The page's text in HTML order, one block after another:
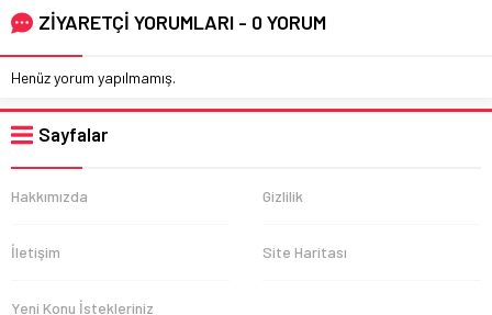
ZİYARETÇİ YORUMLARI - 0 YORUM
Henüz yorum yapılmamış.
Sayfalar
Hakkımızda Gizlilik
İletişim Site Haritası
Yeni Konu İstekleriniz